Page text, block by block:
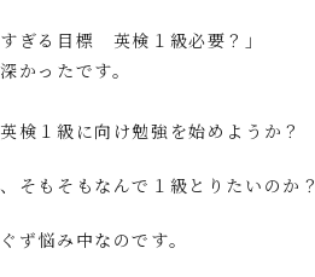
すぎる目標 英検１級必要？」
かったです。
検１級に向け勉強を始めようか？
そもそもなんで１級とりたいのか？
ず悩み中なのです。